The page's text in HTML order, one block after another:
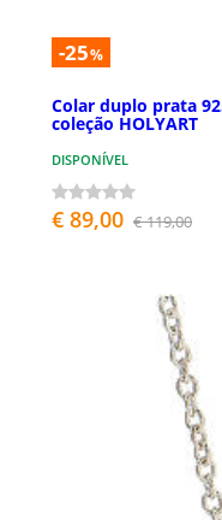
-25%
Colar duplo prata
coleção HOLYART
DISPONÍVEL
€ 89,00 € 119,00